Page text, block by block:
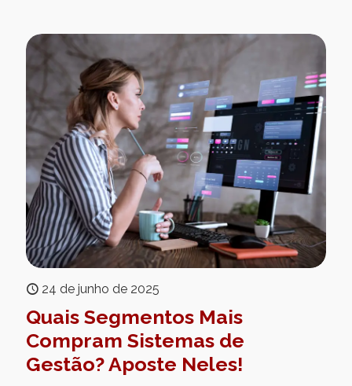
24 de junho de 2025
Quais Segmentos Mais
Compram Sistemas de
Gestão? Aposte Neles!